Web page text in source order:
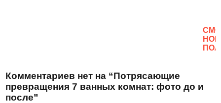
Комментариев нет на “Потрясающие
превращения 7 ванных комнат: фото до и
после”